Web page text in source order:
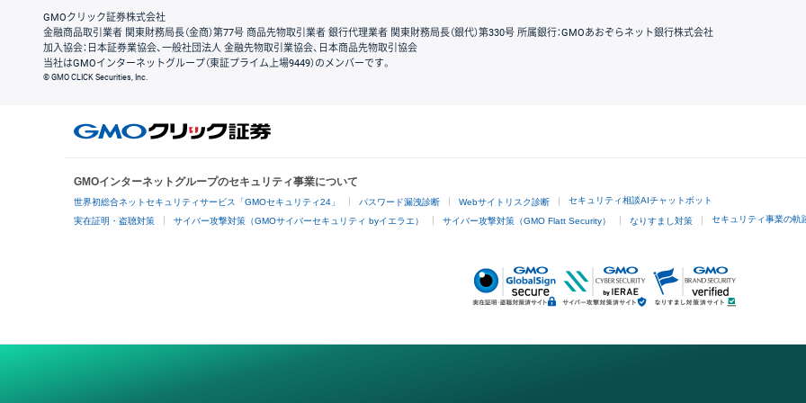
GMOクリック証券株式会社
金融商品取引業者 関東財務局長（金商）第77号 商品先物取引業者 銀行代理業者 関東財務局長（銀代）第330号 所属銀行：GMOあおぞらネット銀行株式会社
加入協会：日本証券業協会、一般社団法人 金融先物取引業協会、日本商品先物取引協会
当社はGMOインターネットグループ（東証プライム上場9449）のメンバーです。
© GMO CLICK Securities, Inc.
GMOインターネットグループのセキュリティ事業について
世界初総合ネットセキュリティサービス「GMOセキュリティ24」 パスワード漏洩診断 Webサイトリスク診断 セキュリティ相談AIチャットボット
実在証明・盗聴対策 サイバー攻撃対策（GMOサイバーセキュリティ byイエラエ） サイバー攻撃対策（GMO Flatt Security） なりすまし対策 セキュリティ事業の軌